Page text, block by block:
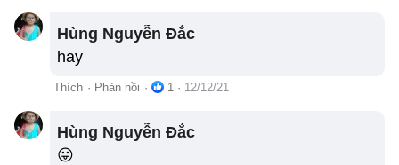
Hùng Nguyễn Đắc
hay
Thích · Phản hồi · 1 · 12/12/21
Hùng Nguyễn Đắc
😛